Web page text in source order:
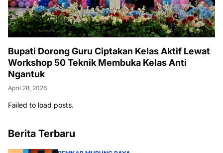
Bupati Dorong Guru Ciptakan Kelas Aktif Lewat
Workshop 50 Teknik Membuka Kelas Anti
Ngantuk
April 28, 2026
Failed to load posts.
Berita Terbaru